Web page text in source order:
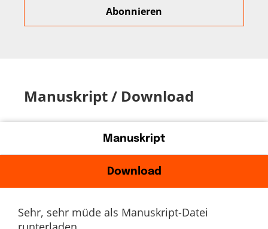
Manuskript / Download
Manuskript
Download
Sehr, sehr müde als Manuskript-Datei